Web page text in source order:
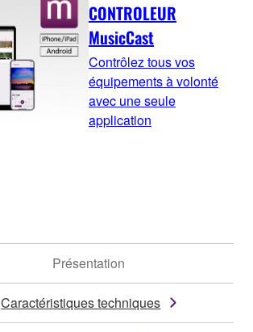
CONTROLEUR
MusicCast
Contrôlez tous vos
équipements à volonté
avec une seule
application
Présentation
Caractéristiques techniques